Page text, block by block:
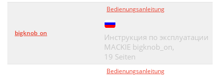
bigknob_on
Bedienungsanleitung
Инструкция по эксплуатации
MACKIE bigknob_on,
19 Seiten
Bedienungsanleitung